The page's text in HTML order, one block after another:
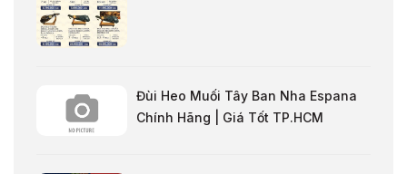
Đùi Heo Muối Tây Ban Nha Espana
Chính Hãng | Giá Tốt TP.HCM